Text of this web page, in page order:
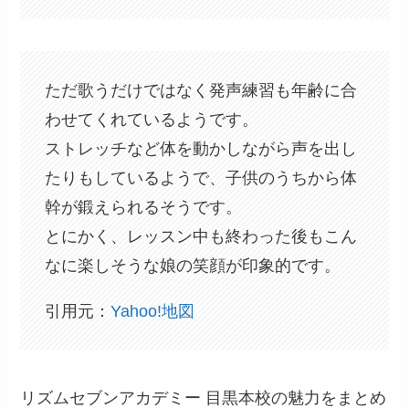
ただ歌うだけではなく発声練習も年齢に合
わせてくれているようです。
ストレッチなど体を動かしながら声を出し
たりもしているようで、子供のうちから体
幹が鍛えられるそうです。
とにかく、レッスン中も終わった後もこん
なに楽しそうな娘の笑顔が印象的です。
引用元：Yahoo!地図
リズムセブンアカデミー 目黒本校の魅力をまとめ